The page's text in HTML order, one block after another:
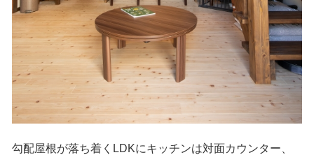
勾配屋根が落ち着くLDKにキッチンは対面カウンター、